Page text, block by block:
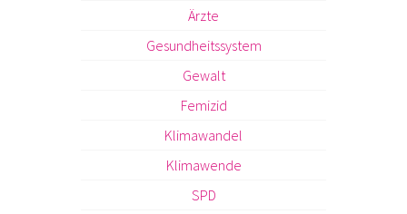
Ärzte
Gesundheitssystem
Gewalt
Femizid
Klimawandel
Klimawende
SPD